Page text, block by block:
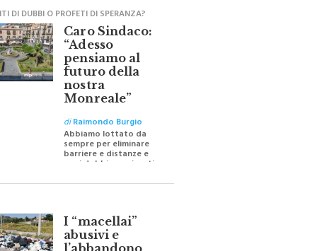
DI DUBBI O PROFETI DI SPERANZA?
Caro Sindaco:
“Adesso
pensiamo al
futuro della
nostra
Monreale”
diRaimondo Burgio
Abbiamo lottato da
sempre per eliminare
barriere e distanze e
oggi dobbiamo ripartire
I “macellai”
abusivi e